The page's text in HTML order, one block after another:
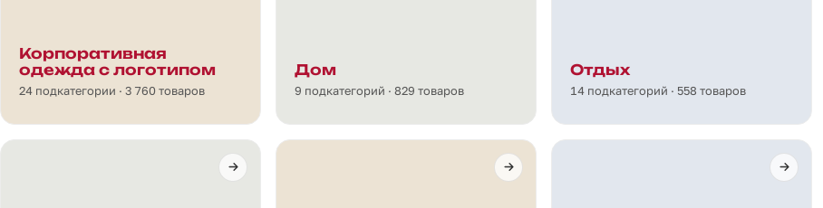
Корпоративная
одежда с логотипом
24 подкатегории · 3 760 товаров
Дом
9 подкатегорий · 829 товаров
Отдых
14 подкатегорий · 558 товаров